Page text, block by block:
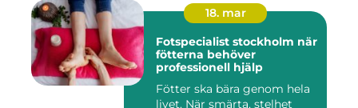
18. mar
Fotspecialist stockholm när
fötterna behöver
professionell hjälp
Fötter ska bära genom hela
livet. När smärta, stelhet